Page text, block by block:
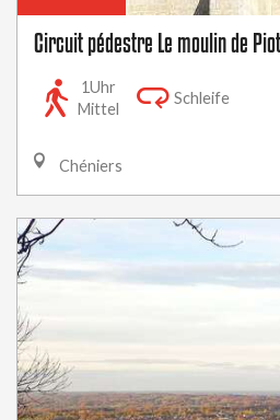
Circuit pédestre Le moulin de
1Uhr
Mittel
Schleife
Chéniers